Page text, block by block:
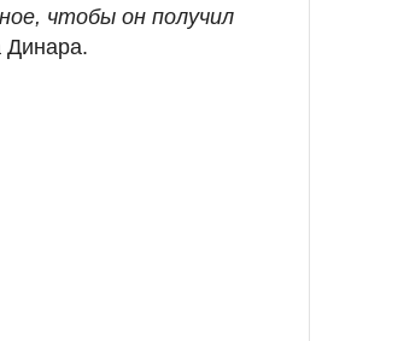
чтобы он получил